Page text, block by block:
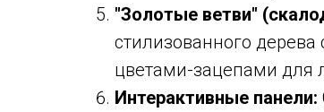
"Золотые ветви"
стилизованного
цветами-зацепами для
Интерактивные панели: